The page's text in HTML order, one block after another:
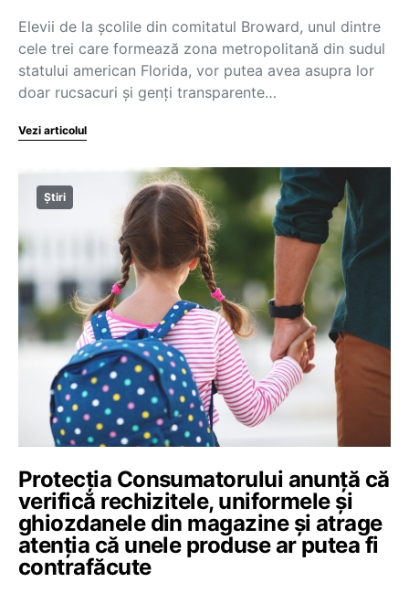
Elevii de la şcolile din comitatul Broward, unul dintre
cele trei care formează zona metropolitană din sudul
statului american Florida, vor putea avea asupra lor
doar rucsacuri şi genţi transparente…
Vezi articolul
Știri
Protecția Consumatorului anunță că
verifică rechizitele, uniformele și
ghiozdanele din magazine și atrage
atenția că unele produse ar putea fi
contrafăcute